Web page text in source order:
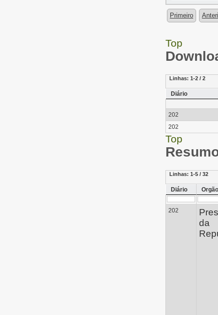
Primeiro
Top
Linhas: 1-2 / 2
Diário
202
202
Top
Linhas: 1-5 / 32
Diário Orgão
202
da